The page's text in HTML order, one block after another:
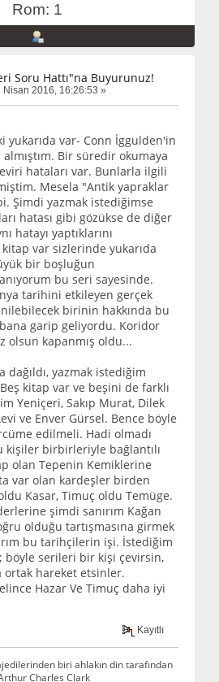
Rom: 1
Soru Hattı"na Buyurunuz!
Nisan 2016, 16:26:53 »
var- Conn İggulden'in
Bir süredir okumaya
hataları var. Bunlarla ilgili
Mesela "Antik yapraklar
Şimdi yazmak istediğimse
hatası gibi gözükse de diğer
hatayı yaptıklarını
var sizlerinde yukarıda
bir boşluğun
bu seri sayesinde.
tarihini etkileyen gerçek
birinin hakkında bu
bana garip geliyordu. Koridor
olsun kapanmış oldu...
yazmak istediğim
kitap var ve beşini de farklı
Yeniçeri, Sakıp Murat, Dilek
ve Enver Gürsel. Bence böyle
edilmeli. Hadi olmadı
kişiler birbirleriyle bağlantılı
olan Tepenin Kemiklerine
var olan kardeşler birden
Kasar, Timuç oldu Temüge.
şimdi sanırım Kağan
olduğu tartışmasına girmek
bu tarihçilerin işi. İstediğim
böyle serileri bir kişi çevirsin,
ortak hareket etsinler.
Hazar Ve Timuç daha iyi
Kayıtlı
biri ahlakın din tarafından
Charles Clark